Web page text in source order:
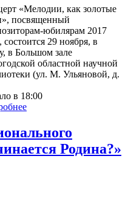
«Мелодии, как золотые
посвященный
юбилярам 2017
состоится 29 ноября, в
в Большом зале
областной научной
(ул. М. Ульяновой, д.
в 18:00
Родина?»